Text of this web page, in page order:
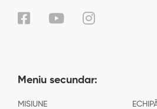
Meniu secundar:
MISIUNE